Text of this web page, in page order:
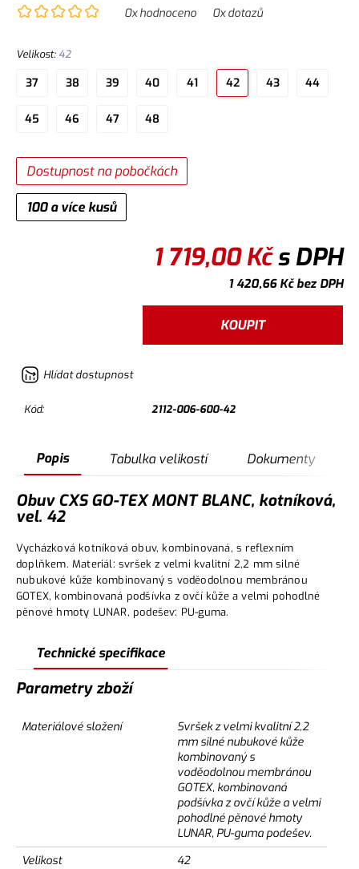
0x hodnoceno 0x dotazů
Velikost: 42
37 38 39 40 41 42 43 44
45 46 47 48
100 a více kusů
Dostupnost na pobočkách
1 719,00Kčs DPH
1 420,66Kčbez DPH
KOUPIT
Hlídat dostupnost
Kód: 2112-006-600-42
Popis Tabulka velikostí Dokumenty
Obuv CXS GO-TEX MONT BLANC, kotníková,
vel. 42
Vycházková kotníková obuv, kombinovaná, s reflexním
doplňkem. Materiál: svršek z velmi kvalitní 2,2 mm silné
nubukové kůže kombinovaný s voděodolnou membránou
GOTEX, kombinovaná podšívka z ovčí kůže a velmi pohodlné
pěnové hmoty LUNAR, podešev: PU-guma.
Technické specifikace
Parametry zboží
Materiálové složení
Svršek z velmi kvalitní 2,2
mm silné nubukové kůže
kombinovaný s
voděodolnou membránou
GOTEX, kombinovaná
podšívka z ovčí kůže a velmi
pohodlné pěnové hmoty
LUNAR, PU-guma podešev.
Velikost
42